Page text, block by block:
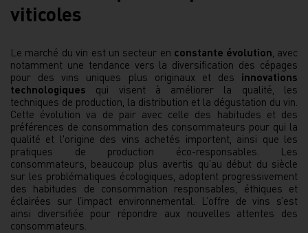
viticoles
Le marché du vin est un secteur en constante évolution , avec
notamment une tendance vers la diversification des cépages
pour des vins uniques plus originaux et des innovations
technologiques qui visent à améliorer la qualité, les
techniques de production, la distribution et la dégustation du vin.
Cette évolution va de pair avec celle des habitudes et des
préférences de consommation des consommateurs pour qui la
qualité et l'origine des vins achetés importent, ainsi que les
pratiques de production éco-responsables. Les
consommateurs, beaucoup plus avertis qu’au début du siècle
sur les problématiques écologiques, adoptent progressivement
des habitudes de consommation responsables, éthiques et
éclairées sur l’impact environnemental. L’offre de vins s’est
ainsi diversifiée pour répondre aux nouvelles attentes des
consommateurs.